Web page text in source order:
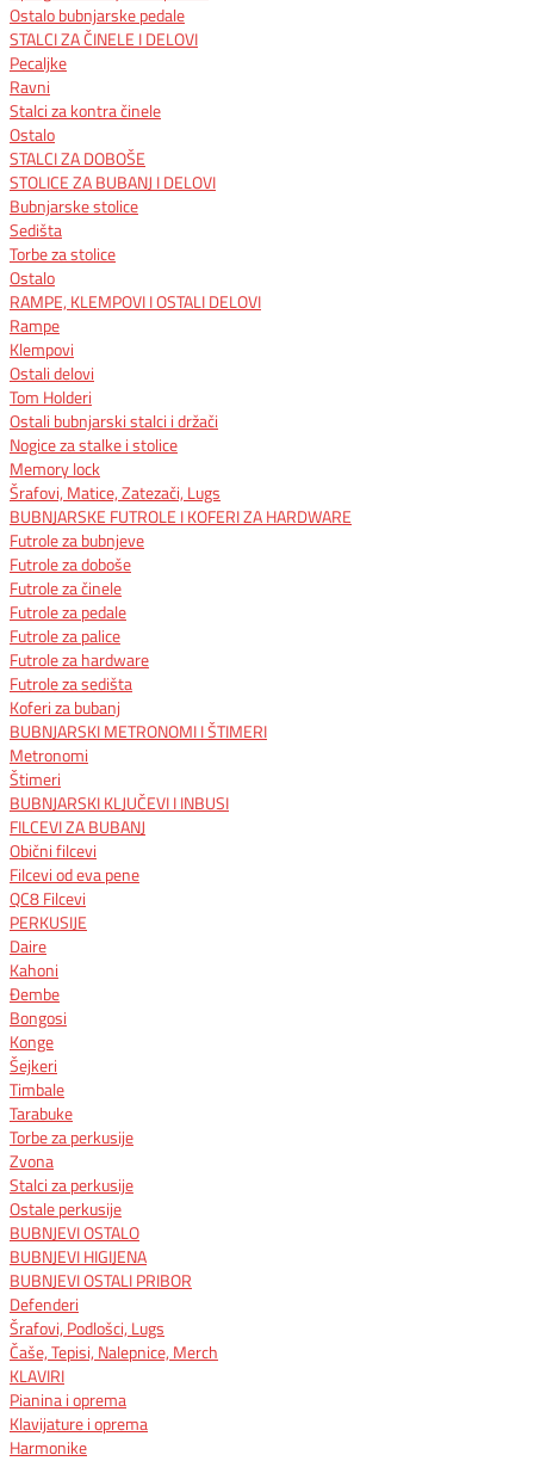
Ostalo bubnjarske pedale
STALCI ZA ČINELE I DELOVI
Pecaljke
Ravni
Stalci za kontra činele
Ostalo
STALCI ZA DOBOŠE
STOLICE ZA BUBANJ I DELOVI
Bubnjarske stolice
Sedišta
Torbe za stolice
Ostalo
RAMPE, KLEMPOVI I OSTALI DELOVI
Rampe
Klempovi
Ostali delovi
Tom Holderi
Ostali bubnjarski stalci i držači
Nogice za stalke i stolice
Memory lock
Šrafovi, Matice, Zatezači, Lugs
BUBNJARSKE FUTROLE I KOFERI ZA HARDWARE
Futrole za bubnjeve
Futrole za doboše
Futrole za činele
Futrole za pedale
Futrole za palice
Futrole za hardware
Futrole za sedišta
Koferi za bubanj
BUBNJARSKI METRONOMI I ŠTIMERI
Metronomi
Štimeri
BUBNJARSKI KLJUČEVI I INBUSI
FILCEVI ZA BUBANJ
Obični filcevi
Filcevi od eva pene
QC8 Filcevi
PERKUSIJE
Daire
Kahoni
Đembe
Bongosi
Konge
Šejkeri
Timbale
Tarabuke
Torbe za perkusije
Zvona
Stalci za perkusije
Ostale perkusije
BUBNJEVI OSTALO
BUBNJEVI HIGIJENA
BUBNJEVI OSTALI PRIBOR
Defenderi
Šrafovi, Podlošci, Lugs
Čaše, Tepisi, Nalepnice, Merch
KLAVIRI
Pianina i oprema
Klavijature i oprema
Harmonike